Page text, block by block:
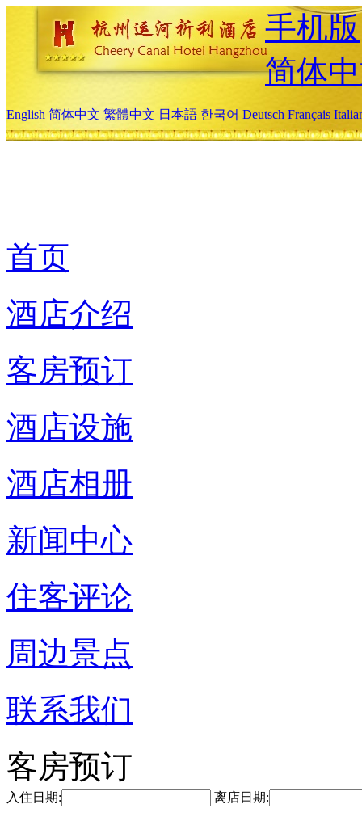
手机版
简体
English 简体中文 繁體中文 日本語 한국어 Deutsch Français
首页
酒店介绍
客房预订
酒店设施
酒店相册
新闻中心
住客评论
周边景点
联系我们
客房预订
入住日期: 离店日期: